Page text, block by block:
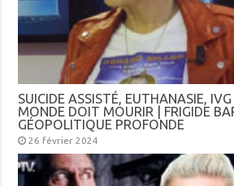
SUICIDE ASSISTÉ, EUTHANASIE,
MONDE DOIT MOURIR | FRIGIDE
GÉOPOLITIQUE PROFONDE
26 février 2024